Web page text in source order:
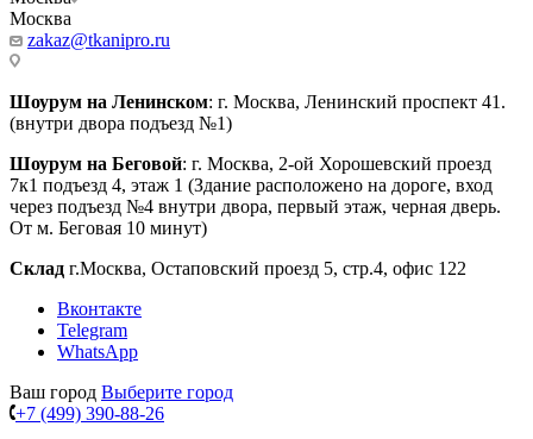
Москва
zakaz@tkanipro.ru
Шоурум на Ленинском: г. Москва, Ленинский проспект 41.
(внутри двора подъезд №1)
Шоурум на Беговой: г. Москва, 2-ой Хорошевский проезд
7к1 подъезд 4, этаж 1 (Здание расположено на дороге, вход
через подъезд №4 внутри двора, первый этаж, черная дверь.
От м. Беговая 10 минут)
Склад г.Москва, Остаповский проезд 5, стр.4, офис 122
Вконтакте
Telegram
WhatsApp
Ваш город Выберите город
+7 (499) 390-88-26